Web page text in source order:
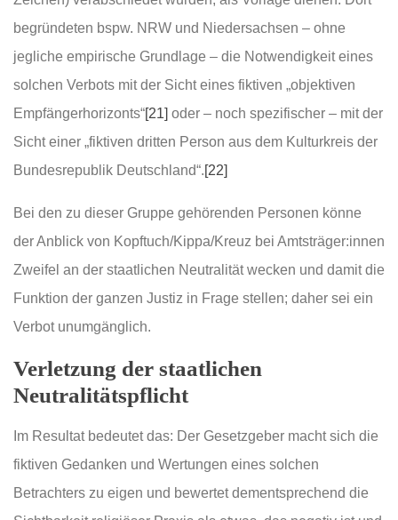
begründeten bspw. NRW und Niedersachsen – ohne
jegliche empirische Grundlage – die Notwendigkeit eines
solchen Verbots mit der Sicht eines fiktiven „objektiven
Empfängerhorizonts“[21] oder – noch spezifischer – mit der
Sicht einer „fiktiven dritten Person aus dem Kulturkreis der
Bundesrepublik Deutschland“.[22]
Bei den zu dieser Gruppe gehörenden Personen könne
der Anblick von Kopftuch/Kippa/Kreuz bei Amtsträger:innen
Zweifel an der staatlichen Neutralität wecken und damit die
Funktion der ganzen Justiz in Frage stellen; daher sei ein
Verbot unumgänglich.
Verletzung der staatlichen
Neutralitätspflicht
Im Resultat bedeutet das: Der Gesetzgeber macht sich die
fiktiven Gedanken und Wertungen eines solchen
Betrachters zu eigen und bewertet dementsprechend die